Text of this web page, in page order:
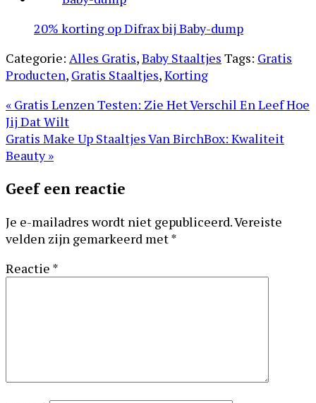
20% korting op Difrax bij Baby-dump
Categorie: Alles Gratis,Baby Staaltjes Tags: Gratis
Producten, Gratis Staaltjes,Korting
Vorig
bericht:
« Gratis Lenzen Testen: Zie Het Verschil En Leef Hoe
Jij Dat Wilt
Volgend
bericht:
Gratis Make Up Staaltjes Van BirchBox: Kwaliteit
Beauty »
Lees
Interacties
Geef een reactie
Je e-mailadres wordt niet gepubliceerd.Vereiste
velden zijn gemarkeerd met*
Reactie *